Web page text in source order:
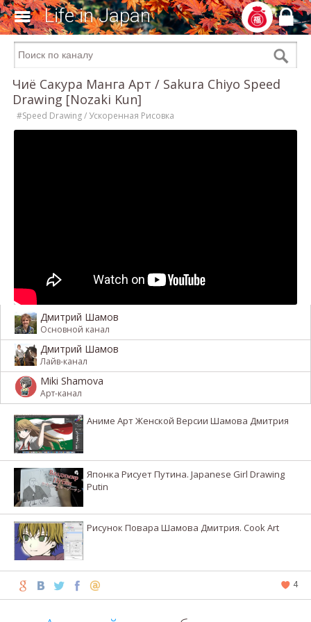
Life in Japan
Чиё Сакура Манга Арт / Sakura Chiyo Speed
Drawing [Nozaki Kun]
#Speed Drawing / Ускоренная Рисовка
Дмитрий Шамов
Основной канал
Дмитрий Шамов
Лайв-канал
Miki Shamova
Арт-канал
Аниме Арт Женской Версии Шамова Дмитрия
Японка Рисует Путина. Japanese Girl Drawing
Putin
Рисунок Повара Шамова Дмитрия. Cook Art
4